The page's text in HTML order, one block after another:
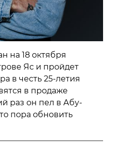
на 18 октября
Яс и пройдет
в честь 25-летия
в продаже
раз он пел в Абу-
пора обновить